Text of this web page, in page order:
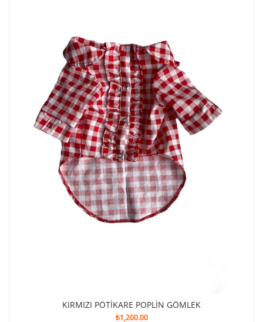
KIRMIZI PÖTİKARE POPLİN GÖMLEK
₺1,200.00